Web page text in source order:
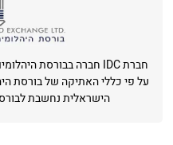
על פי כללי האתיקה של בורסת
הישראלית נחשבת